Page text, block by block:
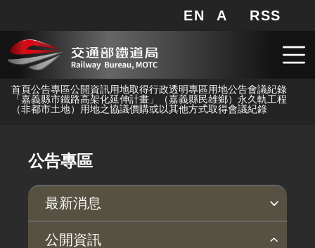
跳到主要內容
網站地圖
EN A 局長信箱
RSS
首頁公告專區公開資訊用地取得行政透明專區用地公告會議紀錄
「嘉義縣市鐵路高架化延伸計畫」（嘉義縣民雄鄉）永久軌工程
（非都市土地）用地之協議價購或以其他方式取得會議紀錄
公告專區
最新消息
新聞稿
公聽會
公告事項
公開資訊